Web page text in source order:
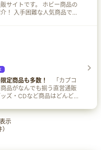
す。 ホビー商品の
商品で
数販売中♪
定商品も多数！
「カプコ
品がなんでも揃う直営通販
ズ・CDなど商品はどんどん
示